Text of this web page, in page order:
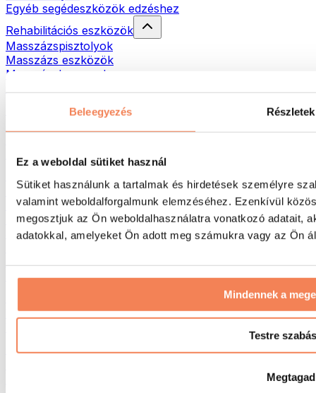
Beleegyezés Részletek
Ez a weboldal sütiket használ
Sütiket használunk a tartalmak és hirdetések személyre
valamint weboldalforgalmunk elemzéséhez. Ezenkívül
megosztjuk az Ön weboldalhasználatra vonatkozó adatait,
adatokkal, amelyeket Ön adott meg számukra vagy az Ön
Mindennek a
Testre szabás
Megtagad
Egyéb segédeszközök edzéshez
Rehabilitációs eszközök
Masszázspisztolyok
Masszázs eszközök
Masszázshengerek
Táskák & hátizsákok
Hátizsákok
Futás
Küzdősportok
Kerékpározás
Jóga és pilates
Úszás
Túrázás
Vörösfény-terápia
Öko háztartás